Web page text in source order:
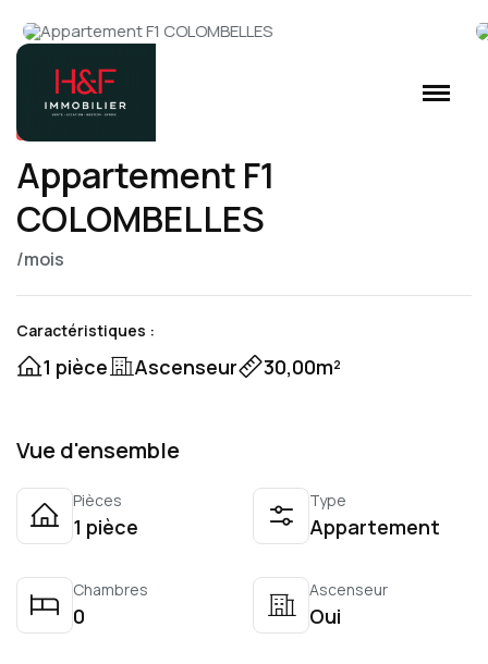
Loué Appartement
Appartement F1
COLOMBELLES
/mois
Caractéristiques :
1 pièce Ascenseur 30,00m²
Vue d'ensemble
Pièces
1 pièce
Type
Appartement
Chambres
0
Ascenseur
Oui